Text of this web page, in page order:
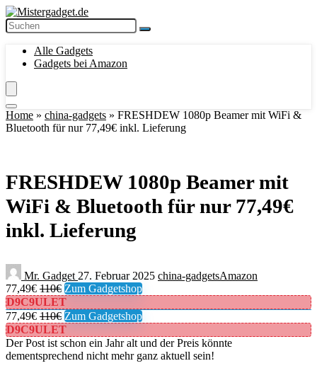
Alle Gadgets
Gadgets bei Amazon
Home » china-gadgets » FRESHDEW 1080p Beamer mit WiFi &
Bluetooth für nur 77,49€ inkl. Lieferung
FRESHDEW 1080p Beamer mit
WiFi & Bluetooth für nur 77,49€
inkl. Lieferung
Mr. Gadget 27. Februar 2025 china-gadgetsAmazon
77,49€ 110€ Zum Gadgetshop
D9C9ULET
77,49€ 110€ Zum Gadgetshop
D9C9ULET
Der Post ist schon ein Jahr alt und der Preis könnte
dementsprechend nicht mehr ganz aktuell sein!